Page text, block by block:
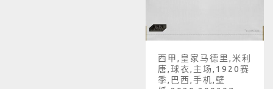
西甲,皇家马德里,米利
唐,球衣,主场,1920赛
季,巴西,手机,壁